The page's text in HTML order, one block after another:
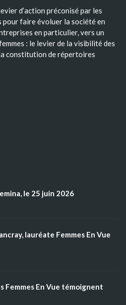
d’action préconisé par les
faire évoluer la société en
en particulier, vers un
: le levier de la visibilité des
constitution de répertoires
le 25 juin 2026
lauréate Femmes En Vue
Femmes En Vue témoignent